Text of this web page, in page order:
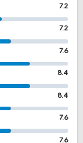
7.2
7.2
7.6
8.4
8.4
7.6
7.6